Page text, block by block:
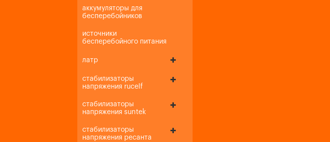
аккумуляторы для
бесперебойников
источники
бесперебойного питания
латр
стабилизаторы
напряжения rucelf
стабилизаторы
напряжения suntek
стабилизаторы
напряжения ресанта